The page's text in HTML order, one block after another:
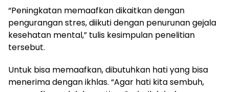
“Peningkatan memaafkan dikaitkan dengan
pengurangan stres, diikuti dengan penurunan gejala
kesehatan mental,” tulis kesimpulan penelitian
tersebut.
Untuk bisa memaafkan, dibutuhkan hati yang bisa
menerima dengan ikhlas. “Agar hati kita sembuh,